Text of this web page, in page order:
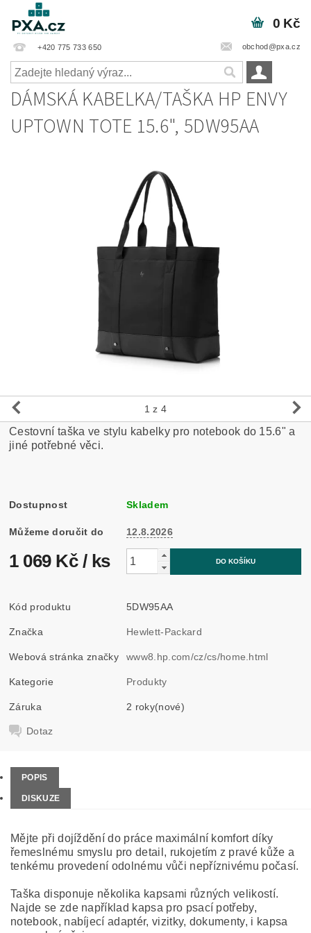
+420 775 733 650 obchod@pxa.cz
0 Kč
DÁMSKÁ KABELKA/TAŠKA HP ENVY
UPTOWN TOTE 15.6", 5DW95AA
1 z 4
Cestovní taška ve stylu kabelky pro notebook do 15.6" a
jiné potřebné věci.
Dostupnost Skladem
Můžeme doručit do 12.8.2026
1 069 Kč / ks
Kód produktu 5DW95AA
Značka Hewlett-Packard
Webová stránka značky www8.hp.com/cz/cs/home.html
Kategorie Produkty
Záruka 2 roky(nové)
Dotaz
POPIS
DISKUZE
Mějte při dojíždění do práce maximální komfort díky
řemeslnému smyslu pro detail, rukojetím z pravé kůže a
tenkému provedení odolnému vůči nepříznivému počasí.
Taška disponuje několika kapsami různých velikostí.
Najde se zde například kapsa pro psací potřeby,
notebook, nabíjecí adaptér, vizitky, dokumenty, i kapsa